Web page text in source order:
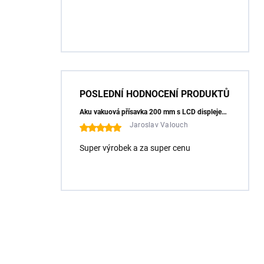
POSLEDNÍ HODNOCENÍ PRODUKTŮ
Aku vakuová přísavka 200 mm s LCD displejem (150 kg) - HÖGERT HT3B355
Jaroslav Valouch
Super výrobek a za super cenu